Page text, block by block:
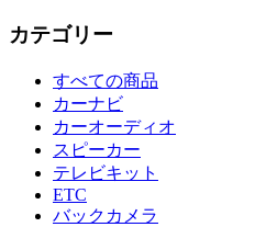
カテゴリー
すべての商品
カーナビ
カーオーディオ
スピーカー
テレビキット
ETC
バックカメラ